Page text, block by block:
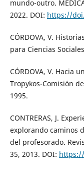
mundo-outro.
2022. DOI: https://
CÓRDOVA, V.
para Ciencias
CÓRDOVA, V. Hacia
Tropykos-Comisión
1995.
CONTRERAS, J.
explorando caminos
del profesorado.
35, 2013. DOI: